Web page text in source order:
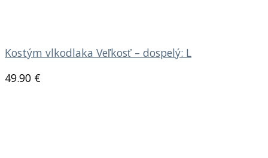
Kostým vlkodlaka Veľkosť – dospelý: L
49.90 €